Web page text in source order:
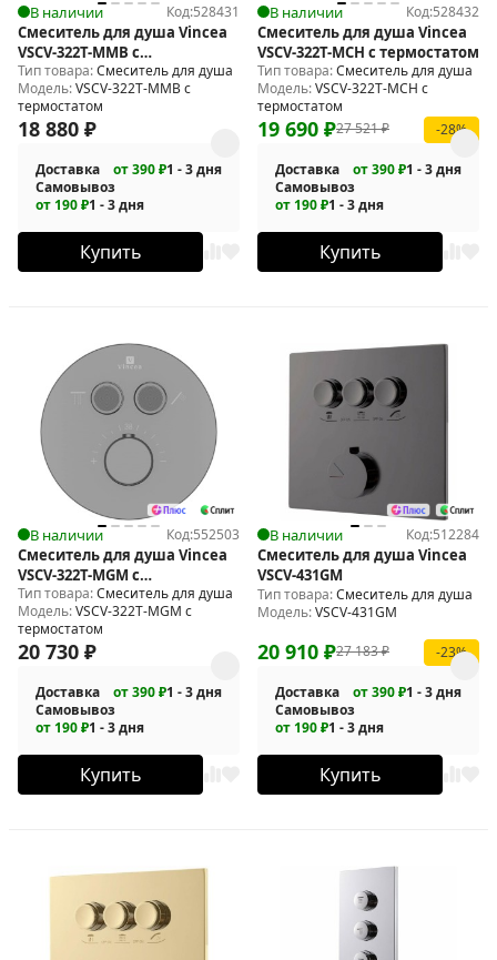
В наличии Код:528431
Смеситель для душа Vincea
VSCV-322T-MMB с
термостатом
Тип товара:Смеситель для душа
Модель:VSCV-322T-MMB с
термостатом
18 880 ₽
Доставка от 390 ₽1 - 3 дня
Самовывоз
от 190 ₽1 - 3 дня
Купить
В наличии Код:528432
Смеситель для душа Vincea
VSCV-322T-MCH с термостатом
Тип товара:Смеситель для душа
Модель:VSCV-322T-MCH с
термостатом
27 521₽
19 690 ₽ -28%
Доставка от 390 ₽1 - 3 дня
Самовывоз
от 190 ₽1 - 3 дня
Купить
В наличии Код:552503
Смеситель для душа Vincea
VSCV-322T-MGM с
термостатом
Тип товара:Смеситель для душа
Модель:VSCV-322T-MGM с
термостатом
20 730 ₽
Доставка от 390 ₽1 - 3 дня
Самовывоз
от 190 ₽1 - 3 дня
Купить
В наличии Код:512284
Смеситель для душа Vincea
VSCV-431GM
Тип товара:Смеситель для душа
Модель:VSCV-431GM
27 183₽
20 910 ₽ -23%
Доставка от 390 ₽1 - 3 дня
Самовывоз
от 190 ₽1 - 3 дня
Купить